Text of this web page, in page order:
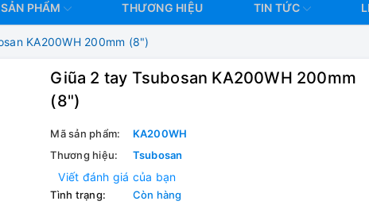
SẢN PHẨM THƯƠNG HIỆU TIN TỨC
KA200WH 200mm (8")
Giũa 2 tay Tsubosan KA200WH 200mm
(8")
Mã sản phẩm:
KA200WH
Thương hiệu:
Tsubosan
Viết đánh giá của bạn
Tình trạng: Còn hàng